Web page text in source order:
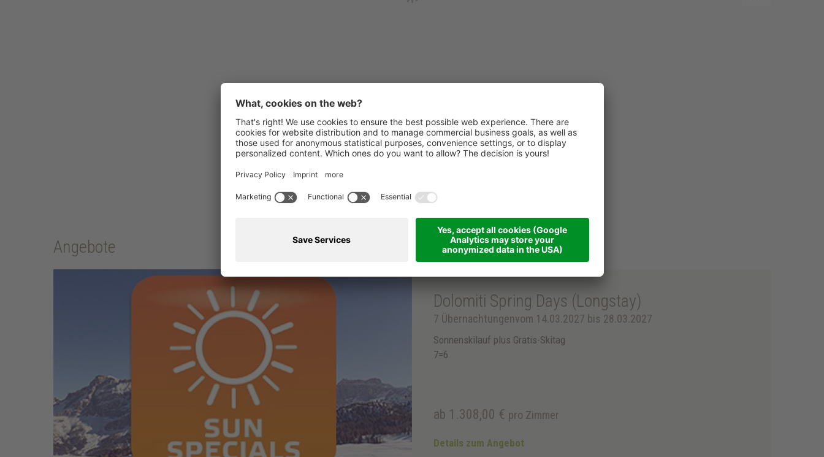
Angebote
Dolomiti Spring Days (Longstay)
7 Übernachtungenvom 14.03.2027 bis 28.03.2027
Sonnenskilauf plus Gratis-Skitag
7=6
ab 1.308,00 € pro Zimmer
Details zum Angebot